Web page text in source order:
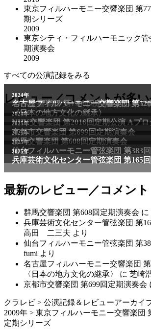
東京フィルハーモニー交響楽団 第
期シリーズ
2009
東京シティ・フィルハーモニック管
期演奏会
2009
すべての公演記録をみる
レビュー／コメントが多
2011年
NHK交響楽団 第1706回定期公演Aプロ
2024年
名古屋フィルハーモニー交響楽団 第
〈日本の地方文化の継承〉
2024年
NHK交響楽団 第2016回定期公演 Aプロ
2025年
京都市交響楽団 第699回定期演奏会
2025年
群馬交響楽団 第608回定期演奏会
2025年
仙台フィルハーモニー管弦楽団 第383
2025年
兵庫芸術文化センター管弦楽団 第165
最新のレビュー／コメント
群馬交響楽団 第608回定期演奏会 に
兵庫芸術文化センター管弦楽団 第
高田 二三夫 より
仙台フィルハーモニー管弦楽団 第
fumi より
名古屋フィルハーモニー交響楽団
〈日本の地方文化の継承〉
に 芝崎
京都市交響楽団 第699回定期演奏会
クラレビ > 公演記録＆レビューアーカイ
2009年 > 東京フィルハーモニー交響楽団
定期シリーズ